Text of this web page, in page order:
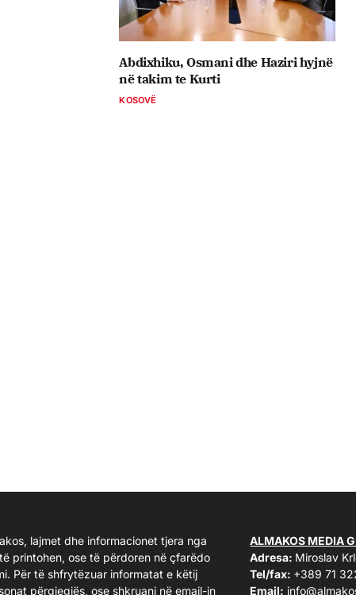
Abdixhiku, Osmani dhe Haziri hyjnë
në takim te Kurti
KOSOVË
lajmet dhe informacionet tjera nga
printohen, ose të përdoren në çfarëdo
Për të shfrytëzuar informatat e këtij
përgjegjës, ose shkruani në email-in
ALMAKOS MEDIA
Adresa: Miroslav
Tel/fax: +389 71
Email: